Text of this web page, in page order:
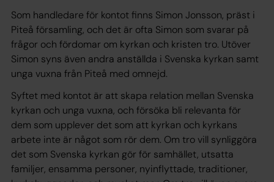
Som handledare för kontot finns Simon Jonsson, präst i
Piteå församling, och det är ofta Simon som svarar på
frågor och fördomar om kyrkan och kristen tro. Utöver
Simon syns även andra anställda i Svenska kyrkan samt
unga vuxna från Piteå med omnejd.
Syftet med kontot är att skapa relation mellan Svenska
kyrkan och unga vuxna, och försöka bli relevanta för
dem som upplever det som att kyrkan och kyrkans
arbete inte är något som rör dem. Om tro vill synliggöra
det som Svenska kyrkan gör för samhället, utsatta
familjer, ensamma personer, nyinflyttade, traditioner,